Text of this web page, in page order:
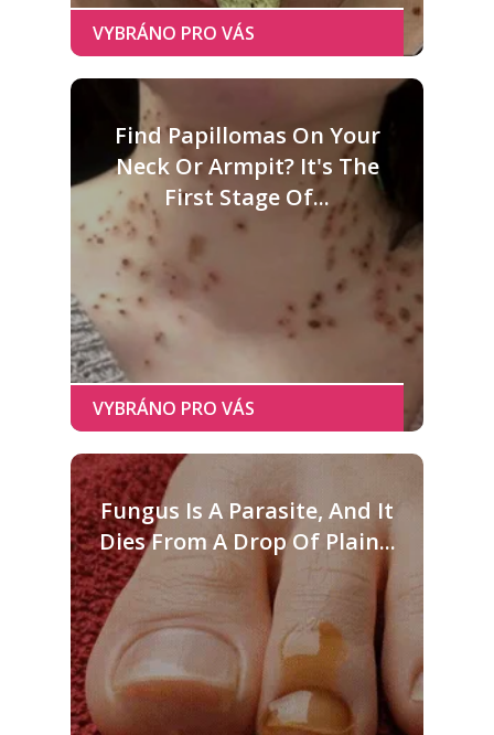
Find Papillomas On Your
Neck Or Armpit? It's The
First Stage Of...
Fungus Is A Parasite, And It
Dies From A Drop Of Plain...